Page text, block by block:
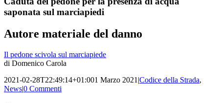
saponata sul marciapiedi
Autore materiale del danno
Il pedone scivola sul marciapiede
di Domenico Carola
2021-02-28T22:49:14+01:001 Marzo 2021 |Codice della Strada,
News|0 Commenti